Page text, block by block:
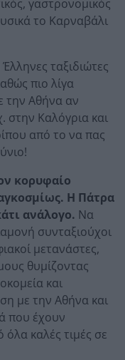
γαστρονομικός
το Καρναβάλι
ταξιδιώτες
πιο λίγα
την Αθήνα αν
στην Καλόγρια και
από το να πας
κορυφαίο
Η Πάτρα
ανάλογο. Να
συνταξιούχοι
μετανάστες,
θυμίζοντας
και
με την Αθήνα και
που έχουν
καλές τιμές σε